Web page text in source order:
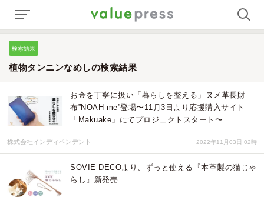
検索結果
植物タンニンなめしの検索結果
お金を丁寧に扱い「暮らしを整える」ヌメ革長財
布”NOAH me”登場〜11月3日より応援購入サイト
「Makuake」にてプロジェクトスタート〜
株式会社インディペンデント 2022年11月03日 02時
SOVIE DECOより、ずっと使える『本革製の猫じゃ
らし』新発売